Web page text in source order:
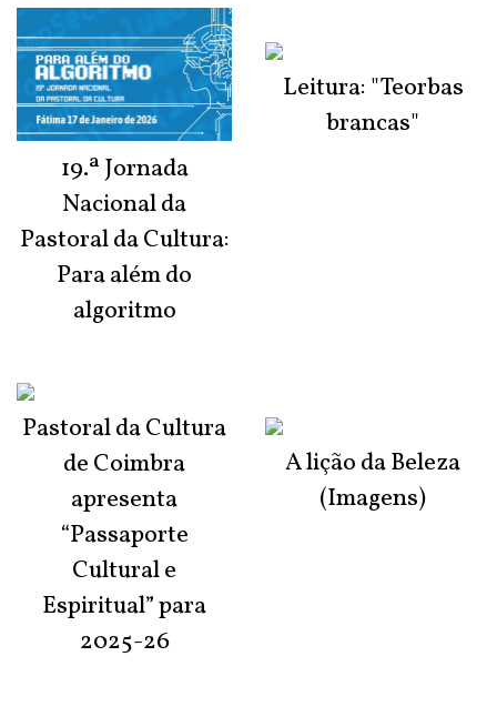
19.ª Jornada
Nacional da
Pastoral da Cultura:
Para além do
algoritmo
Pastoral da Cultura
de Coimbra
apresenta
“Passaporte
Cultural e
Espiritual” para
2025-26
Leitura: "Teorbas
brancas"
A lição da Beleza
(Imagens)